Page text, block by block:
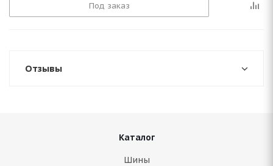
Под заказ
Отзывы
Каталог
Шины